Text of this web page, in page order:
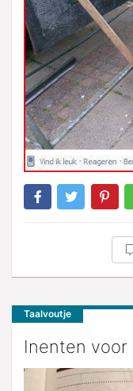
Taalvoutje
Inenten voor